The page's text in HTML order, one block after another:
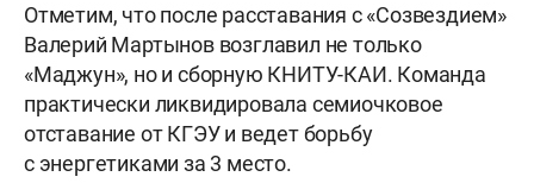
Отметим, что после расставания с «Созвездием»
Валерий Мартынов возглавил не только
«Маджун», но и сборную КНИТУ-КАИ. Команда
практически ликвидировала семиочковое
отставание от КГЭУ и ведет борьбу
с энергетиками за 3 место.